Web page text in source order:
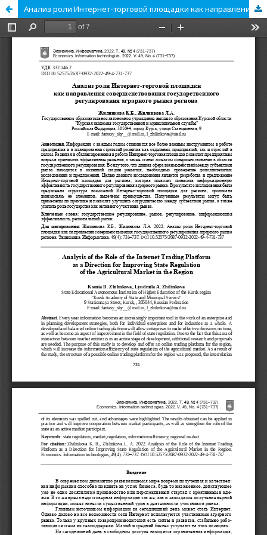
Анализ роли Интернет-торговой площадки как направления совершенствования государственного регулирования аграрного рынка региона